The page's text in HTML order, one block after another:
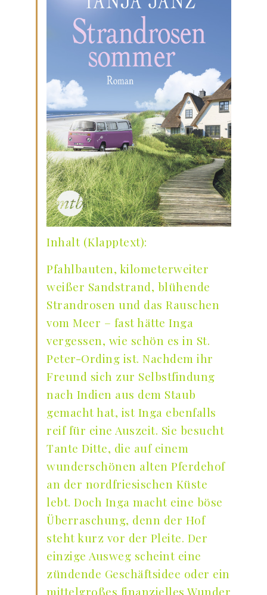
Inhalt (Klapptext):
Pfahlbauten, kilometerweiter
weißer Sandstrand, blühende
Strandrosen und das Rauschen
vom Meer – fast hätte Inga
vergessen, wie schön es in St.
Peter-Ording ist. Nachdem ihr
Freund sich zur Selbstfindung
nach Indien aus dem Staub
gemacht hat, ist Inga ebenfalls
reif für eine Auszeit. Sie besucht
Tante Ditte, die auf einem
wunderschönen alten Pferdehof
an der nordfriesischen Küste
lebt. Doch Inga macht eine böse
Überraschung, denn der Hof
steht kurz vor der Pleite. Der
einzige Ausweg scheint eine
zündende Geschäftsidee oder ein
mittelgroßes finanzielles Wunder